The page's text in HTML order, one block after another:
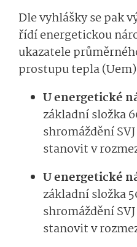
Dle vyhlášky se pak
řídí energetickou
ukazatele
prostupu tepla
U energetické
základní složka
shromáždění
stanovit v
U energetické
základní složka
shromáždění
stanovit v